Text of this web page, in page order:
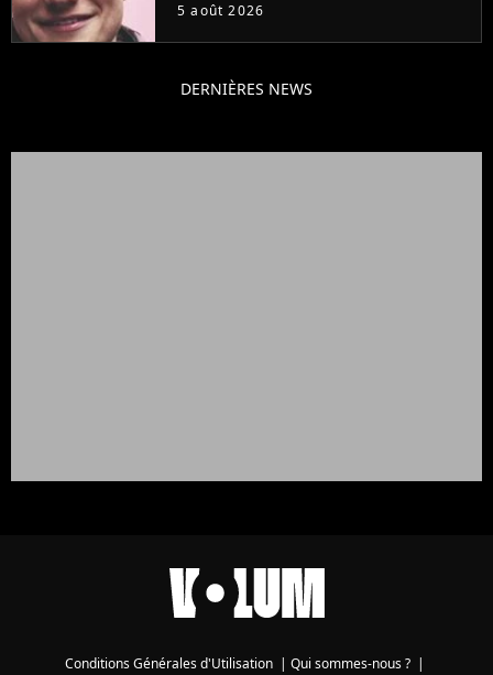
5 août 2026
DERNIÈRES NEWS
Conditions Générales d'Utilisation | Qui sommes-nous ? |